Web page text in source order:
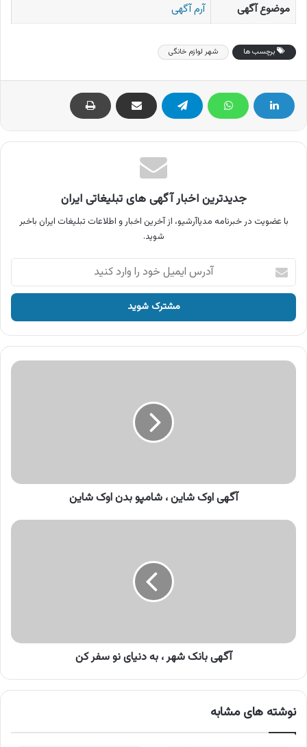
موضوع آگهی
آرم آگهی
برچسب ها شهر لوازم خانگی
جدیدترین اخبار آگهی های تبلیغاتی ایران
با عضویت در خبرنامه مدیاآرشیو، از آخرین اخبار و اطلاعات تبلیغات ایران باخبر
شوید.
آدرس
ایمیل
خود
وارد
کنید
آگهی
آگهی اوک شاین ، شامپو بدن اوک شاین
آگهی
کن
آگهی بانک شهر ، به دنیای نو سفر کن
نوشته های مشابه